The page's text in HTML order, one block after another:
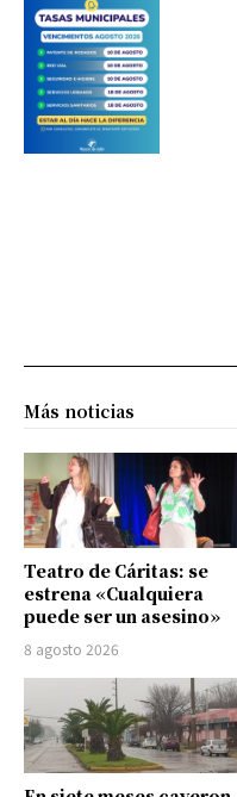
Más noticias
Teatro de Cáritas: se
estrena «Cualquiera
puede ser un asesino»
8 agosto 2026